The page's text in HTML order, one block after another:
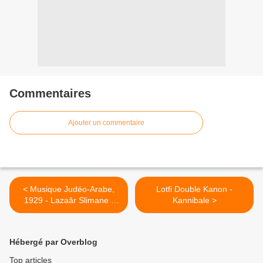
Commentaires
Ajouter un commentaire
< Musique Judéo-Arabe,
1929 - Lazaâr Slimane -
Qalbi bel hob sar mefni
Lotfi Double Kanon -
Kannibale >
Hébergé par Overblog
Top articles